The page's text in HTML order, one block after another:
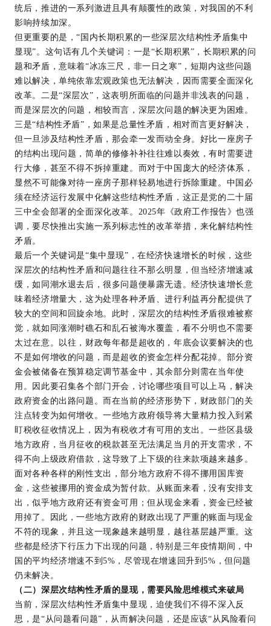
统后，推进的一系列激进且具有颠覆性的政策，对我国的不利
影响持续加深。
但更重要的是，“国内长期积累的一些深层次结构性矛盾集中
显现”。这句话有几个关键词：一是“长期积累”，长期积累的问
题和矛盾，意味着“冰冻三尺，非一日之寒”，短期内这些问题
难以解决，单纯依靠宏观政策也无法解决，因而需要全面深化
改革。二是“深层次”，这表明所面临的问题并非浅表的问题，
而是深层次的问题，相较而言，深层次问题的解决更为困难。
三是“结构性矛盾”，如果是总量性矛盾，相对而言更好解决，
但一旦涉及结构性矛盾，那会牵一发而动全身。好比一座房子
的结构出现问题，简单的修修补补往往难以奏效，有时需要进
行大修，甚至不得不拆掉重建。而对于中国庞大的经济体系，
显然不可能像对待一座房子那样轻易地进行拆除重建。中国必
须在经济运行发展中化解这些结构性矛盾，这正是党的二十届
三中全会部署的全面深化改革。2025年《政府工作报告》也强
调，要尽快推出实施一系列标志性的改革举措，来化解结构性
矛盾。
最后一个关键词是“集中显现”，在经济快速增长的时候，这些
深层次的结构性矛盾和问题往往不那么明显，但当经济增速减
缓，如同潮水退去后，很多问题便暴露无遗。经济快速增长意
味着经济增量大，这为处理各种矛盾、进行利益再分配提供了
较大的空间和回旋余地。此时，深层次的结构性矛盾很难被察
觉，就如同涨潮时礁石和乱石被海水覆盖，看不分明也不需要
太过在意。以往，财政每年都是超收的，年底会议要解决的也
不是如何增收的问题，而是超收的资金怎样分配花掉。部分资
金会被储备在预算稳定调节基金中，其余部分则需在当年使
用。因此要召集各个部门开会，讨论哪些项目可以上马，解决
政府资金的出路问题。而在当前的经济形势下，财政部门的关
注点转变为如何增收。一些地方政府领导将大量精力投入到紧
盯税收征收情况上，因为有税收才有可用的支出。一些区县级
地方政府，当月征收的税款甚至无法满足当月的开支需求，不
得不向上级政府借款，这导致了上下级的往来款项越来越多。
面对各种各样的刚性支出，部分地方政府不得不挪用国库资
金，这些被挪用的资金成为暂付款。从账面来看，没有安排支
出，似乎地方政府还有资金可用；但从现金来看，资金已经被
用掉了。因此，一些地方政府的财政出现了严重的账面与现金
不符的现象，并且这一现象越来越明显，越往基层越严重。这
些都是经济下行压力下出现的问题，特别是三年疫情期间，中
国的平均经济增速不到5%，尽管现在增速回升到5%，但问题
仍未解决。
（二）深层次结构性矛盾的显现，需要风险思维模式来破局
当前，深层次结构性矛盾集中显现，迫使我们不得不深入反
思，是“从问题看问题”，从而解决问题，还是应该“从风险看问